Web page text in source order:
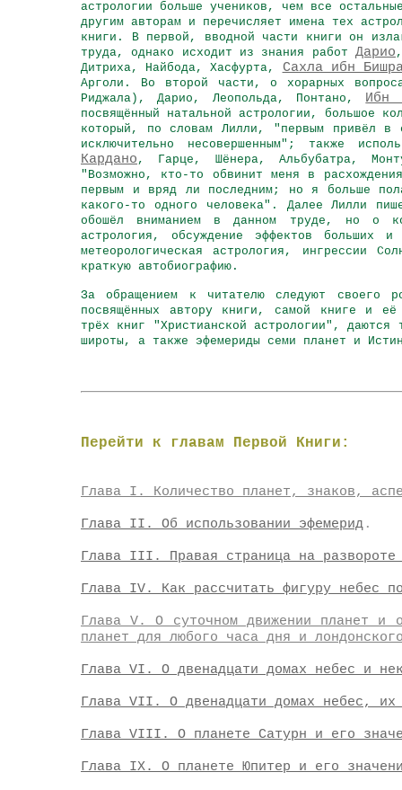
астрологии больше учеников, чем все
другим авторам и перечисляет имена тех
книги. В первой, вводной части книги он
труда, однако исходит из знания работ Дарио
Дитриха, Найбода, Хасфурта, Сахла ибн
Арголи. Во второй части, о хорарных
Риджала), Дарио, Леопольда, Понтано, Ибн
посвящённый натальной астрологии, большое
который, по словам Лилли, "первым привёл в
исключительно несовершенным"; также
Кардано , Гарце, Шёнера, Альбубатра,
"Возможно, кто-то обвинит меня в
первым и вряд ли последним; но я больше
какого-то одного человека". Далее Лилли
обошёл вниманием в данном труде, но о
астрология, обсуждение эффектов больших
метеорологическая астрология, ингрессии
краткую автобиографию.
За обращением к читателю следуют своего
посвящённых автору книги, самой книге и её
трёх книг "Христианской астрологии",
широты, а также эфемериды семи планет и
Перейти к главам Первой Книги:
Глава I. Количество планет, знаков,
Глава II. Об использовании эфемерид .
Глава III. Правая страница на развороте
Глава IV. Как рассчитать фигуру небес
Глава V. О суточном движении планет и
планет для любого часа дня и
Глава VI. О двенадцати домах небес и
Глава VII. О двенадцати домах небес, их
Глава VIII. О планете Сатурн и его
Глава IX. О планете Юпитер и его